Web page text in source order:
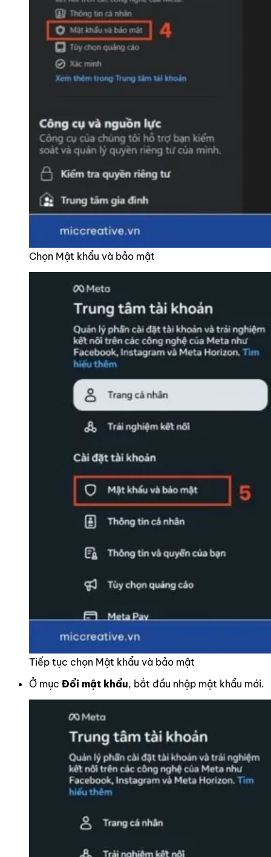
Chọn Mật khẩu và bảo mật
Tiếp tục chọn Mật khẩu và bảo mật
Ở mục Đổi mật khẩu, bắt đầu nhập mật khẩu mới.